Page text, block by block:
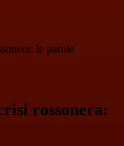
le parole
rossonera: